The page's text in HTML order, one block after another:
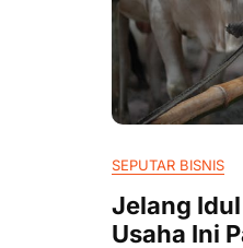
SEPUTAR BISNIS
Jelang
Usaha Ini